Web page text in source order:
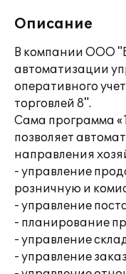
Описание
В компании ООО
автоматизации
оперативного
торговлей 8".
Сама программа
позволяет
направления
- управление
розничную и
- управление
- планирование
- управление
- управление